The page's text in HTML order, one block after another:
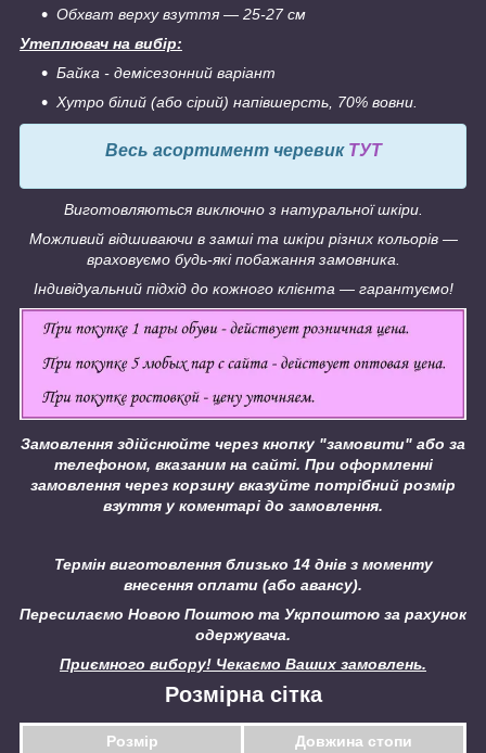
Обхват верху взуття ― 25-27 см
Утеплювач на вибір:
Байка - демісезонний варіант
Хутро білий (або сірий) напівшерсть, 70% вовни.
Весь асортимент черевик ТУТ
Виготовляються виключно з натуральної шкіри.
Можливий відшиваючи в замші та шкіри різних кольорів ―
враховуємо будь-які побажання замовника.
Індивідуальний підхід до кожного клієнта ― гарантуємо!
Замовлення здійснюйте через кнопку "замовити" або за
телефоном, вказаним на сайті. При оформленні
замовлення через корзину вказуйте потрібний розмір
взуття у коментарі до замовлення.
Термін виготовлення близько 14 днів з моменту
внесення оплати (або авансу).
Пересилаємо Новою Поштою та Укрпоштою за рахунок
одержувача.
Приємного вибору! Чекаємо Ваших замовлень.
Розмір Довжина стопи
Розмірна сітка